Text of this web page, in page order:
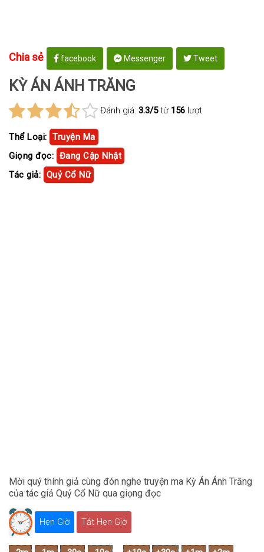
Chia sẻ facebook Messenger Tweet
KỲ ÁN ÁNH TRĂNG
Đánh giá: 3.3/5từ 156 lượt
Thể Loại: Truyện Ma
Giọng đọc: Đang Cập Nhật
Tác giả: Quỷ Cổ Nữ
Mời quý thính giả cùng đón nghe truyện ma Kỳ Án Ánh Trăng
của tác giả Quỷ Cổ Nữ qua giọng đọc
Hẹn Giờ Tắt Hẹn Giờ